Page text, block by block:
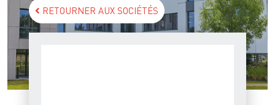
RETOURNER AUX SOCIÉTÉS